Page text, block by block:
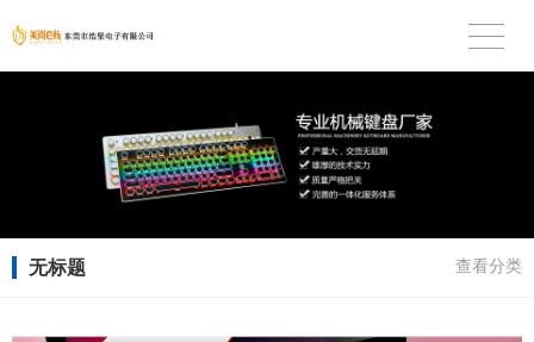
无标题 查看分类